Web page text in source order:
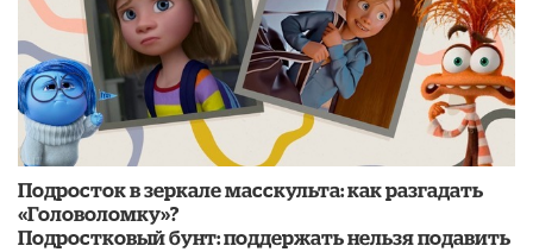
Подросток в зеркале масскульта: как разгадать
«Головоломку»?
Подростковый бунт: поддержать нельзя подавить